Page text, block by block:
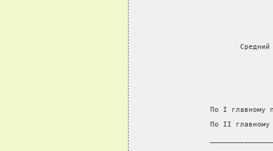
Средний
По I главному
По II